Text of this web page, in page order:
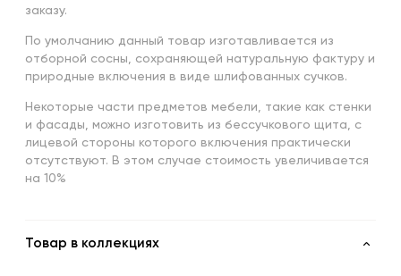
заказу.
По умолчанию данный товар изготавливается из
отборной сосны, сохраняющей натуральную фактуру и
природные включения в виде шлифованных сучков.
Некоторые части предметов мебели, такие как стенки
и фасады, можно изготовить из бессучкового щита, с
лицевой стороны которого включения практически
отсутствуют. В этом случае стоимость увеличивается
на 10%
Товар в коллекциях